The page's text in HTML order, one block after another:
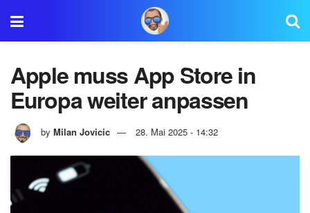
Apple muss App Store in
Europa weiter anpassen
by Milan Jovicic 28. Mai 2025 - 14:32